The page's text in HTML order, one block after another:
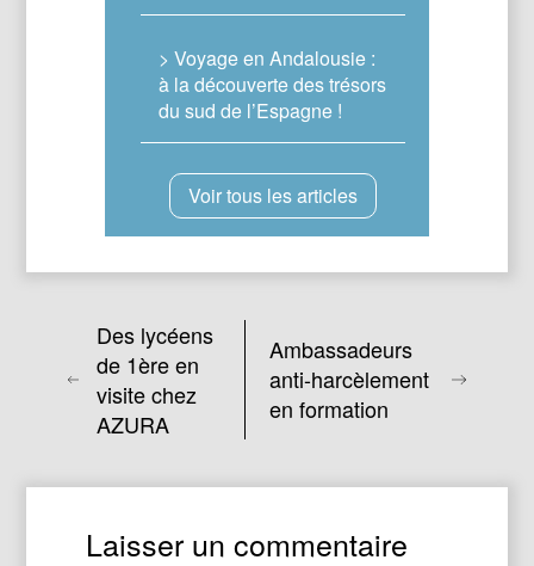
> Voyage en Andalousie :
à la découverte des trésors
du sud de l’Espagne !
Voir tous les articles
Des lycéens
de 1ère en
visite chez
AZURA
Ambassadeurs
anti-harcèlement
en formation
Laisser un commentaire